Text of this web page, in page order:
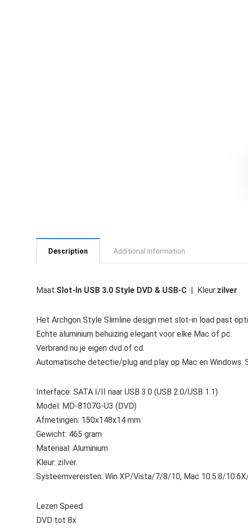
Description Additional information
Maat:Slot-In USB 3.0 Style DVD & USB-C | Kleur:zilver
Het Archgon Style Slimline design met slot-in load past
Echte aluminium behuizing elegant voor elke Mac of pc.
Verbrand nu je eigen dvd of cd.
Automatische detectie/plug and play op Mac en Windows.
Interface: SATA I/II naar USB 3.0 (USB 2.0/USB 1.1)
Model: MD-8107G-U3 (DVD)
Afmetingen: 150x148x14 mm
Gewicht: 465 gram
Materiaal: Aluminium
Kleur: zilver.
Systeemvereisten: Win XP/Vista/7/8/10, Mac 10.5.8/
Lezen Speed
DVD tot 8x